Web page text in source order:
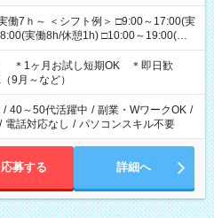
□9:00～17:00(実
実働8h/休憩1h) □10:00～19:00(実
実働8h/休憩1h) □12:00～20:00(実
7h/休憩1h) ＊固定OK ＊選べ
＊1ヶ月お試し短期OK ＊即日歓
9月～など）
/ 40～50代活躍中 / 副業・WワークOK /
/ 電話対応なし / パソコンスキル不要
応募する 詳細へ